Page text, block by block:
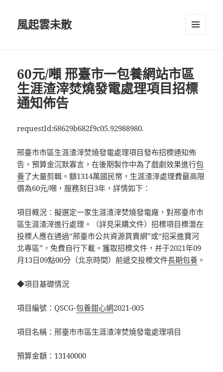
風起雲未散
60元/噸 邢臺市一包養網站市區
生涯渣滓焚燒發電處理項目招標
通知佈告
requestId:68629b682f9c05.92988980.
邢臺市市區生涯渣滓焚燒發電處理項目發布招標通知佈
告，預算金沉默寡言，在後期製作中為了戲劇效果進行包
養了大量剪輯。額1314萬國民幣，生涯渣滓處理費最高限
價為60元/噸，服務刻日3年，詳情如下：
項目概況：擬選定一家生涯渣滓焚燒發電廠，對邢臺市市
區生涯渣滓進行處理。（詳見采購文件）招標項目標潛在
投標人應在通過“邢臺市公共資源買賣網”或“招采進寶河
北專區”，免費自行下載。獲取招標文件，并于2021年09
月13日09點00分（北京時間）前遞交投標文件長期包養 。
◆項目基礎情況
項目編號：QSCG-包養甜心網2021-005
項目名稱：邢臺市市區生涯渣滓焚燒發電處理項目
預算金額：13140000